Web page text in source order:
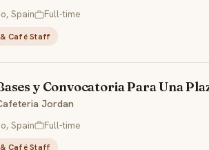
Spain
Full-time
Café Staff
y Convocatoria Para Una
Jordan
Spain
Full-time
Café Staff